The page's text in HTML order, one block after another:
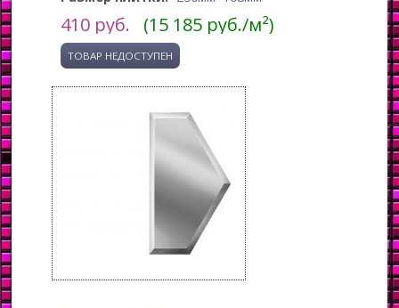
410 руб. (15 185 руб./м²)